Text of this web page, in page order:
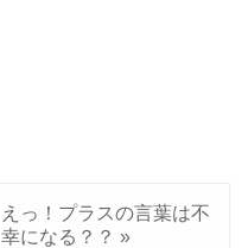
えっ！プラスの言葉は不
幸になる？？ »